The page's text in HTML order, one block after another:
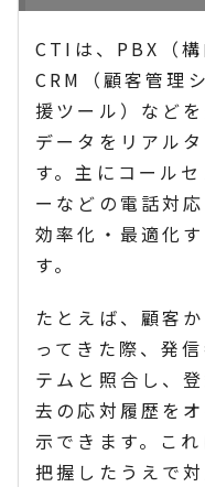
CTIは、PBX（構
CRM（顧客管理
援ツール）など
データをリアル
す。主にコール
ーなどの電話対
効率化・最適化
す。
たとえば、顧客
ってきた際、発
テムと照合し、
去の応対履歴を
示できます。こ
把握したうえで